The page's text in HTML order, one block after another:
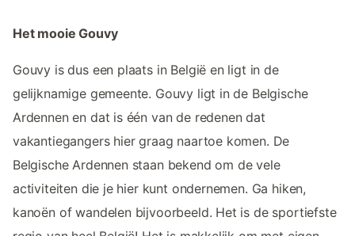
Het mooie Gouvy
Gouvy is dus een plaats in België en ligt in de
gelijknamige gemeente. Gouvy ligt in de Belgische
Ardennen en dat is één van de redenen dat
vakantiegangers hier graag naartoe komen. De
Belgische Ardennen staan bekend om de vele
activiteiten die je hier kunt ondernemen. Ga hiken,
kanoën of wandelen bijvoorbeeld. Het is de sportiefste